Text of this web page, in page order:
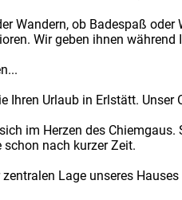
Wandern, ob Badespaß
Wir geben ihnen
Ihren Urlaub in Erlstätt.
im Herzen des
nach kurzer Zeit.
Lage unseres